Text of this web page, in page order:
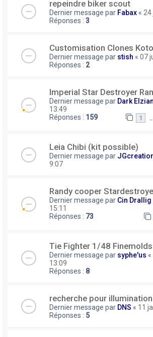
repeindre biker scout
Dernier message par Fabax « 24
Réponses : 3
Customisation Clones
Dernier message par stish « 07
Réponses : 2
Imperial Star Destroyer
Dernier message par Dark Elzian
13:49
Réponses : 159 1
Leia Chibi (kit possible)
Dernier message par
9:07
Randy cooper
Dernier message par Cin Drallig
15:11
Réponses : 73
Tie Fighter 1/48 Finemolds
Dernier message par syphe'us «
13:09
Réponses : 8
recherche pour illumination
Dernier message par DNS « 11
Réponses : 5